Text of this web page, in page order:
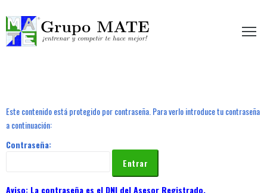
te hace mejor!
Este contenido está protegido por contraseña. Para verlo introduce tu contraseña
a continuación:
Contraseña: